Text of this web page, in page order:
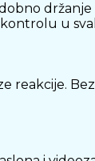
držanje
kontrolu u